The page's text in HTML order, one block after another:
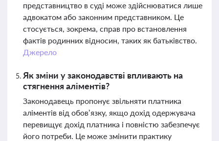
представництво в суді може здійснюватися лише
адвокатом або законним представником. Це
стосується, зокрема, справ про встановлення
фактів родинних відносин, таких як батьківство.
Джерело
Як зміни у законодавстві впливають на
стягнення аліментів?
Законодавець пропонує звільняти платника
аліментів від обов’язку, якщо дохід одержувача
перевищує дохід платника і повністю забезпечує
його потреби. Це може змінити практику